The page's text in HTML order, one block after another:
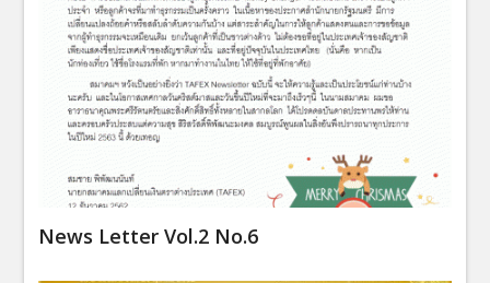
News Letter Vol.2 No.6